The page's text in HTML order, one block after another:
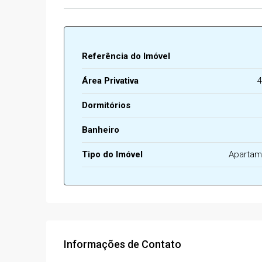
Referência do Imóvel
Área Privativa
Dormitórios
Banheiro
Tipo do Imóvel
Informações de Contato